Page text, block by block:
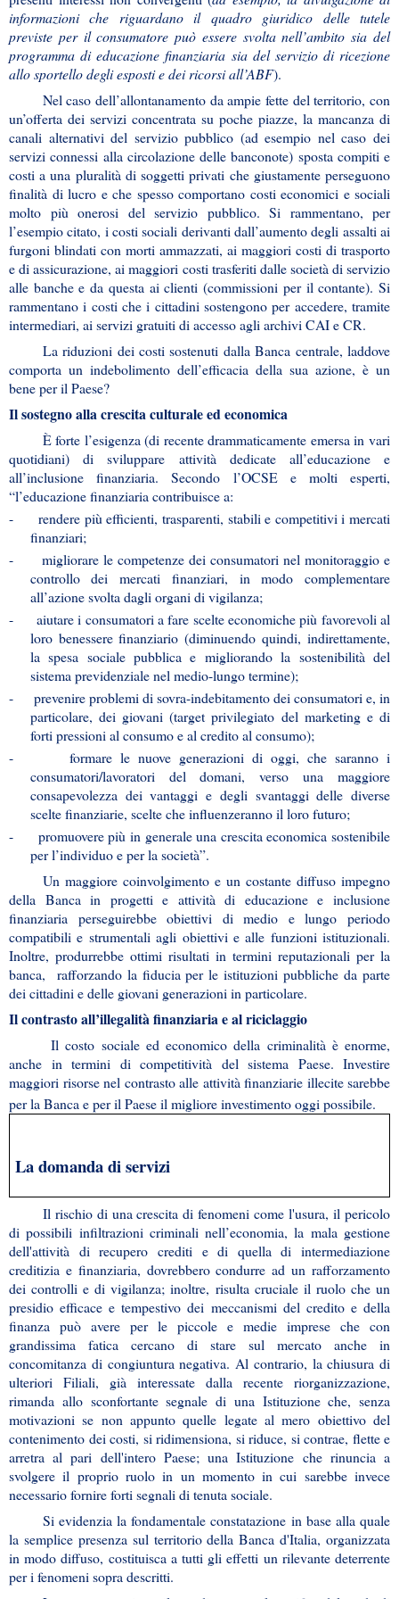
informazioni che riguardano il quadro giuridico delle tutele
previste per il consumatore può essere svolta nell’ambito sia del
programma di educazione finanziaria sia del servizio di ricezione
allo sportello degli esposti e dei ricorsi all’ABF).
Nel caso dell’allontanamento da ampie fette del territorio, con
un’offerta dei servizi concentrata su poche piazze, la mancanza di
canali alternativi del servizio pubblico (ad esempio nel caso dei
servizi connessi alla circolazione delle banconote) sposta compiti e
costi a una pluralità di soggetti privati che giustamente perseguono
finalità di lucro e che spesso comportano costi economici e sociali
molto più onerosi del servizio pubblico. Si rammentano, per
l’esempio citato, i costi sociali derivanti dall’aumento degli assalti ai
furgoni blindati con morti ammazzati, ai maggiori costi di trasporto
e di assicurazione, ai maggiori costi trasferiti dalle società di servizio
alle banche e da questa ai clienti (commissioni per il contante). Si
rammentano i costi che i cittadini sostengono per accedere, tramite
intermediari, ai servizi gratuiti di accesso agli archivi CAI e CR.
La riduzioni dei costi sostenuti dalla Banca centrale, laddove
comporta un indebolimento dell’efficacia della sua azione, è un
bene per il Paese?
Il sostegno alla crescita culturale ed economica
È forte l’esigenza (di recente drammaticamente emersa in vari
quotidiani) di sviluppare attività dedicate all’educazione e
all’inclusione finanziaria. Secondo l’OCSE e molti esperti,
“l’educazione finanziaria contribuisce a:
-
rendere più efficienti, trasparenti, stabili e competitivi i mercati
finanziari;
-
migliorare le competenze dei consumatori nel monitoraggio e
controllo dei mercati finanziari, in modo complementare
all’azione svolta dagli organi di vigilanza;
-
aiutare i consumatori a fare scelte economiche più favorevoli al
loro benessere finanziario (diminuendo quindi, indirettamente,
la spesa sociale pubblica e migliorando la sostenibilità del
sistema previdenziale nel medio-lungo termine);
-
prevenire problemi di sovra-indebitamento dei consumatori e, in
particolare, dei giovani (target privilegiato del marketing e di
forti pressioni al consumo e al credito al consumo);
-
formare le nuove generazioni di oggi, che saranno i
consumatori/lavoratori del domani, verso una maggiore
consapevolezza dei vantaggi e degli svantaggi delle diverse
scelte finanziarie, scelte che influenzeranno il loro futuro;
-
promuovere più in generale una crescita economica sostenibile
per l’individuo e per la società”.
Un maggiore coinvolgimento e un costante diffuso impegno
della Banca in progetti e attività di educazione e inclusione
finanziaria perseguirebbe obiettivi di medio e lungo periodo
compatibili e strumentali agli obiettivi e alle funzioni istituzionali.
Inoltre, produrrebbe ottimi risultati in termini reputazionali per la
banca, rafforzando la fiducia per le istituzioni pubbliche da parte
dei cittadini e delle giovani generazioni in particolare.
Il contrasto all’illegalità finanziaria e al riciclaggio
Il costo sociale ed economico della criminalità è enorme,
anche in termini di competitività del sistema Paese. Investire
maggiori risorse nel contrasto alle attività finanziarie illecite sarebbe
per la Banca e per il Paese il migliore investimento oggi possibile.
La domanda di servizi
Il rischio di una crescita di fenomeni come l'usura, il pericolo
di possibili infiltrazioni criminali nell’economia, la mala gestione
dell'attività di recupero crediti e di quella di intermediazione
creditizia e finanziaria, dovrebbero condurre ad un rafforzamento
dei controlli e di vigilanza; inoltre, risulta cruciale il ruolo che un
presidio efficace e tempestivo dei meccanismi del credito e della
finanza può avere per le piccole e medie imprese che con
grandissima fatica cercano di stare sul mercato anche in
concomitanza di congiuntura negativa. Al contrario, la chiusura di
ulteriori Filiali, già interessate dalla recente riorganizzazione,
rimanda allo sconfortante segnale di una Istituzione che, senza
motivazioni se non appunto quelle legate al mero obiettivo del
contenimento dei costi, si ridimensiona, si riduce, si contrae, flette e
arretra al pari dell'intero Paese; una Istituzione che rinuncia a
svolgere il proprio ruolo in un momento in cui sarebbe invece
necessario fornire forti segnali di tenuta sociale.
Si evidenzia la fondamentale constatazione in base alla quale
la semplice presenza sul territorio della Banca d'Italia, organizzata
in modo diffuso, costituisca a tutti gli effetti un rilevante deterrente
per i fenomeni sopra descritti.